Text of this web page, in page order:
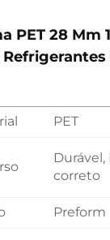
PET 28 Mm
Refrigerantes
PET
correto
Preform